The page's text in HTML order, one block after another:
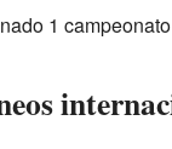
1